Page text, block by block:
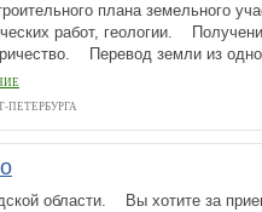
плана земельного
работ, геологии.
Перевод земли из
ПЕТЕРБУРГА
области. Вы хотите за